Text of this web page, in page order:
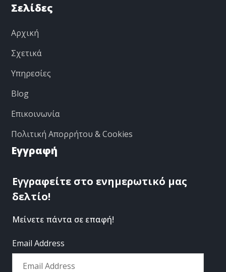
Σελίδες
Αρχική
Σχετικά
Υπηρεσίες
Blog
Επικοινωνία
Πολιτική Απορρήτου & Cookies
Εγγραφή
Εγγραφείτε στο ενημερωτικό μας
δελτίο!
Μείνετε πάντα σε επαφή!
Email Address